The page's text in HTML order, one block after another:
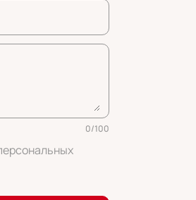
0/100